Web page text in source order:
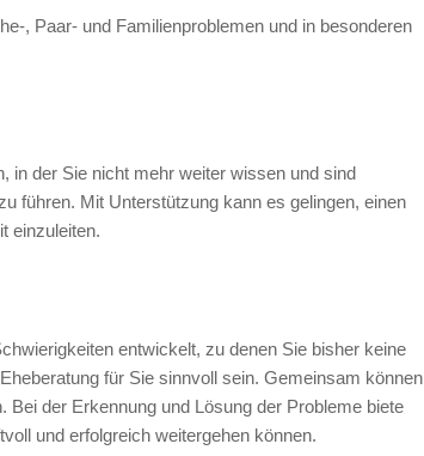
, Paar- und Familienproblemen und in besonderen
in der Sie nicht mehr weiter wissen und sind
führen. Mit Unterstützung kann es gelingen, einen
einzuleiten.
entwickelt, zu denen Sie bisher keine
für Sie sinnvoll sein. Gemeinsam können
der Erkennung und Lösung der Probleme biete
und erfolgreich weitergehen können.